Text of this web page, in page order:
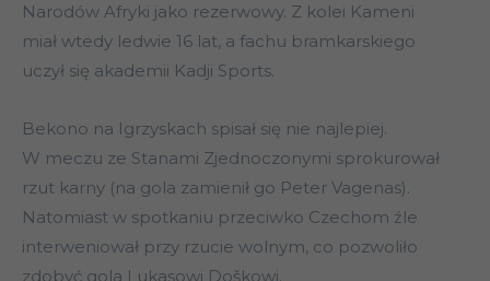
Narodów Afryki jako rezerwowy. Z kolei Kameni
miał wtedy ledwie 16 lat, a fachu bramkarskiego
uczył się akademii Kadji Sports.
Bekono na Igrzyskach spisał się nie najlepiej.
W meczu ze Stanami Zjednoczonymi sprokurował
rzut karny (na gola zamienił go Peter Vagenas).
Natomiast w spotkaniu przeciwko Czechom źle
interweniował przy rzucie wolnym, co pozwoliło
zdobyć gola Lukasowi Doškowi.